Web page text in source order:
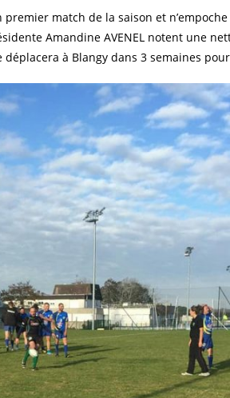
match de la saison et
Amandine AVENEL notent une
déplacera à Blangy dans 3 semaines